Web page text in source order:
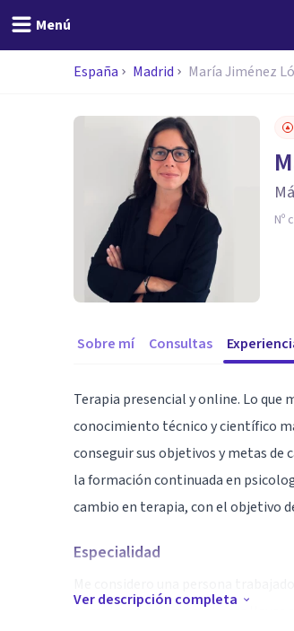
Menú
España Madrid María Jiménez
Nº
Sobre mí Consultas
Terapia presencial y online. Lo que
conocimiento técnico y científico
conseguir sus objetivos y metas de
la formación continuada en
cambio en terapia, con el objetivo
Especialidad
considero fundamental para llevar
Ver descripción completa